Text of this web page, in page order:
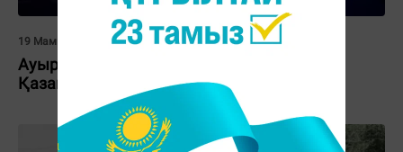
19 Мамыр 2026, 11:48
Ауыр атлетикадан Азия чемпионаты:
Қазақстан қандай нәтиже көрсетті?